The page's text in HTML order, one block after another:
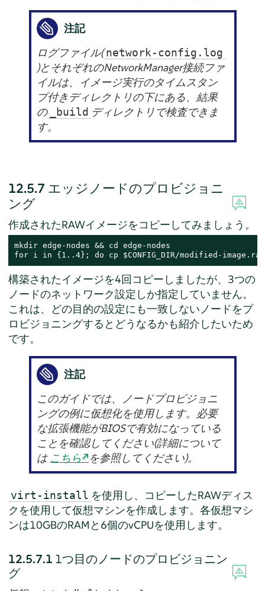
注記
ログファイル( network-config.log
)とそれぞれのNetworkManager接続ファ
イルは、イメージ実行のタイムスタン
プ付きディレクトリの下にある、結果
の
_build ディレクトリで検査できま
す。
12.5.7 エッジノードのプロビジョニ
ング
作成されたRAWイメージをコピーしてみましょう。
mkdir edge-nodes && cd edge-nodes
for i in {1..4}; do cp $CONFIG_DIR/modified-
構築されたイメージを4回コピーしましたが、3つの
ノードのネットワーク設定しか指定していません。
これは、どの目的の設定にも一致しないノードをプ
ロビジョニングするとどうなるかも紹介したいため
です。
注記
このガイドでは、ノードプロビジョニ
ングの例に仮想化を使用します。必要
な拡張機能がBIOSで有効になっている
ことを確認してください(詳細について
は こちら を参照してください)。
virt-install を使用し、コピーしたRAWディス
クを使用して仮想マシンを作成します。各仮想マシ
ンは10GBのRAMと6個のvCPUを使用します。
12.5.7.1 1つ目のノードのプロビジョニン
グ